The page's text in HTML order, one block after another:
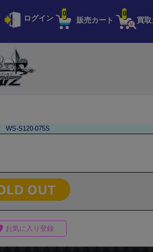
ログイン 販売カート
0
買取
0
WS-S120-075S
お気に入り登録